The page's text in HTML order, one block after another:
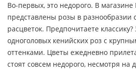
Во-первых, это недорого. В магазине
представлены розы в разнообразии
расцветок. Предпочитаете классику?
одноголовых кенийских роз с
оттенками. Цветы ежедневно
стоят совсем недорого, несмотря на